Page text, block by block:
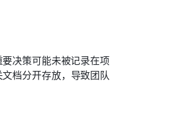
决策可能未被记录在项
档分开存放，导致团队